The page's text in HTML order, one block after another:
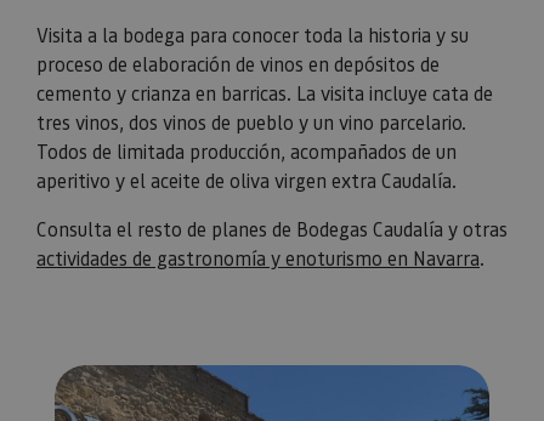
Visita a la bodega para conocer toda la historia y su
proceso de elaboración de vinos en depósitos de
cemento y crianza en barricas. La visita incluye cata de
tres vinos, dos vinos de pueblo y un vino parcelario.
Todos de limitada producción, acompañados de un
aperitivo y el aceite de oliva virgen extra Caudalía.
Consulta el resto de planes de Bodegas Caudalía y otras
actividades de gastronomía y enoturismo en Navarra.